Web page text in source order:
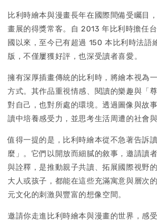
比利時繪本與漫畫長年在國際間備受矚目
畫展的得獎常客。自 2013 年比利時擔任
國以來，至今已有超過 150 本比利時法語
版，不僅屢獲好評，也深受讀者喜愛。
擁有深厚插畫傳統的比利時，將繪本視為
方式。其作品重視情感、閱讀的樂趣與「
對自己，也對所處的環境。透過圖像與故
讀中培養感受力，並思考生活周遭的社會與
值得一提的是，比利時繪本從不急著告訴
麼」。它們以開放而細膩的敘事，邀請讀
與詮釋，是推動親子共讀、拓展國際視野
大人或孩子，都能在這些充滿寓意與層次
元文化的刺激與豐富的想像空間。
邀請你走進比利時繪本與漫畫的世界，感